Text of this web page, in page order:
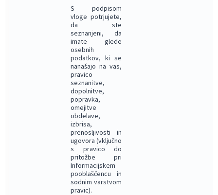
S podpisom
vloge potrjujete,
da ste
seznanjeni, da
imate glede
osebnih
podatkov, ki se
nanašajo na vas,
pravico
seznanitve,
dopolnitve,
popravka,
omejitve
obdelave,
izbrisa,
prenosljivosti in
ugovora (vključno
s pravico do
pritožbe pri
Informacijskem
pooblaščencu in
sodnim varstvom
pravic).